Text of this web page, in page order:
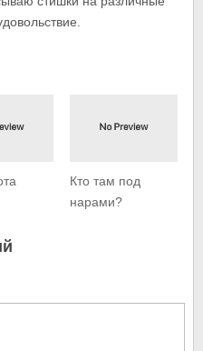
Кто там под
нарами?